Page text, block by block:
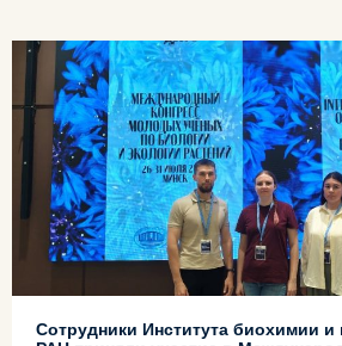
Сотрудники Института биохимии и